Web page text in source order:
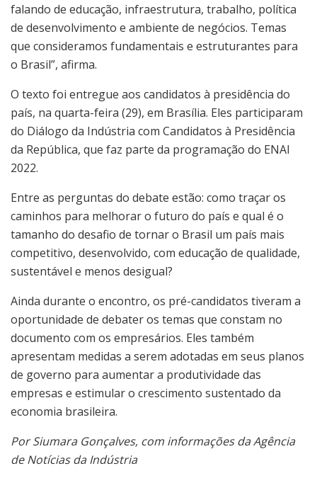
falando de educação, infraestrutura, trabalho, política
de desenvolvimento e ambiente de negócios. Temas
que consideramos fundamentais e estruturantes para
o Brasil”, afirma.
O texto foi entregue aos candidatos à presidência do
país, na quarta-feira (29), em Brasília. Eles participaram
do Diálogo da Indústria com Candidatos à Presidência
da República, que faz parte da programação do ENAI
2022.
Entre as perguntas do debate estão: como traçar os
caminhos para melhorar o futuro do país e qual é o
tamanho do desafio de tornar o Brasil um país mais
competitivo, desenvolvido, com educação de qualidade,
sustentável e menos desigual?
Ainda durante o encontro, os pré-candidatos tiveram a
oportunidade de debater os temas que constam no
documento com os empresários. Eles também
apresentam medidas a serem adotadas em seus planos
de governo para aumentar a produtividade das
empresas e estimular o crescimento sustentado da
economia brasileira.
Por Siumara Gonçalves, com informações da Agência
de Notícias da Indústria